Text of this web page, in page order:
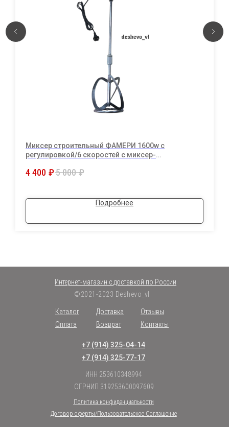
Миксер строительный ФАМЕРИ 1600w с
регулировкой/6 скоростей с миксер-
4 400 ₽5 000 ₽
Подробнее
©2021-2023 Deshevo_vl
Каталог
Интернет-магазин с доставкой по России
Возврат
Отзывы
Оплата
Контакты
Доставка
ИНН 253610348994
ОГРНИП 319253600097609
Политика конфиденциальности
Договор оферты/Пользовательское Соглашение
+7 (914) 325-04-14
+7 (914) 325-77-17